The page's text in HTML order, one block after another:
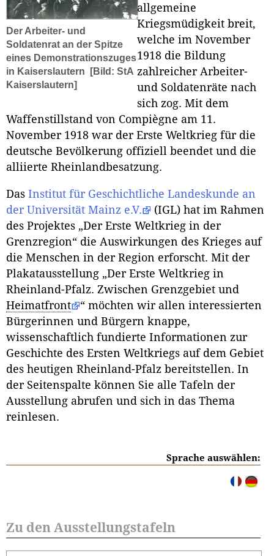
Der Arbeiter- und
Soldatenrat an der Spitze
eines Demonstrationszuges
in Kaiserslautern
[Bild: StA
Kaiserslautern]
allgemeine
Kriegsmüdigkeit breit,
welche im November
1918 die Bildung
zahlreicher Arbeiter-
und Soldatenräte nach
sich zog. Mit dem
Waffenstillstand von Compiègne am 11.
November 1918 war der Erste Weltkrieg für die
deutsche Bevölkerung offiziell beendet und die
alliierte Rheinlandbesatzung.
Das Institut für Geschichtliche Landeskunde an
der Universität Mainz e.V.
(IGL) hat im Rahmen
des Projektes „Der Erste Weltkrieg in der
Grenzregion“ die Auswirkungen des Krieges auf
die Menschen in der Region erforscht. Mit der
Plakatausstellung „Der Erste Weltkrieg in
Rheinland-Pfalz. Zwischen Grenzgebiet und
Heimatfront
“ möchten wir allen interessierten
Bürgerinnen und Bürgern knappe,
wissenschaftlich fundierte Informationen zur
Geschichte des Ersten Weltkriegs auf dem Gebiet
des heutigen Rheinland-Pfalz bereitstellen. In
der Seitenspalte können Sie alle Tafeln der
Ausstellung abrufen und sich in das Thema
reinlesen.
Sprache auswählen:
Zu den Ausstellungstafeln